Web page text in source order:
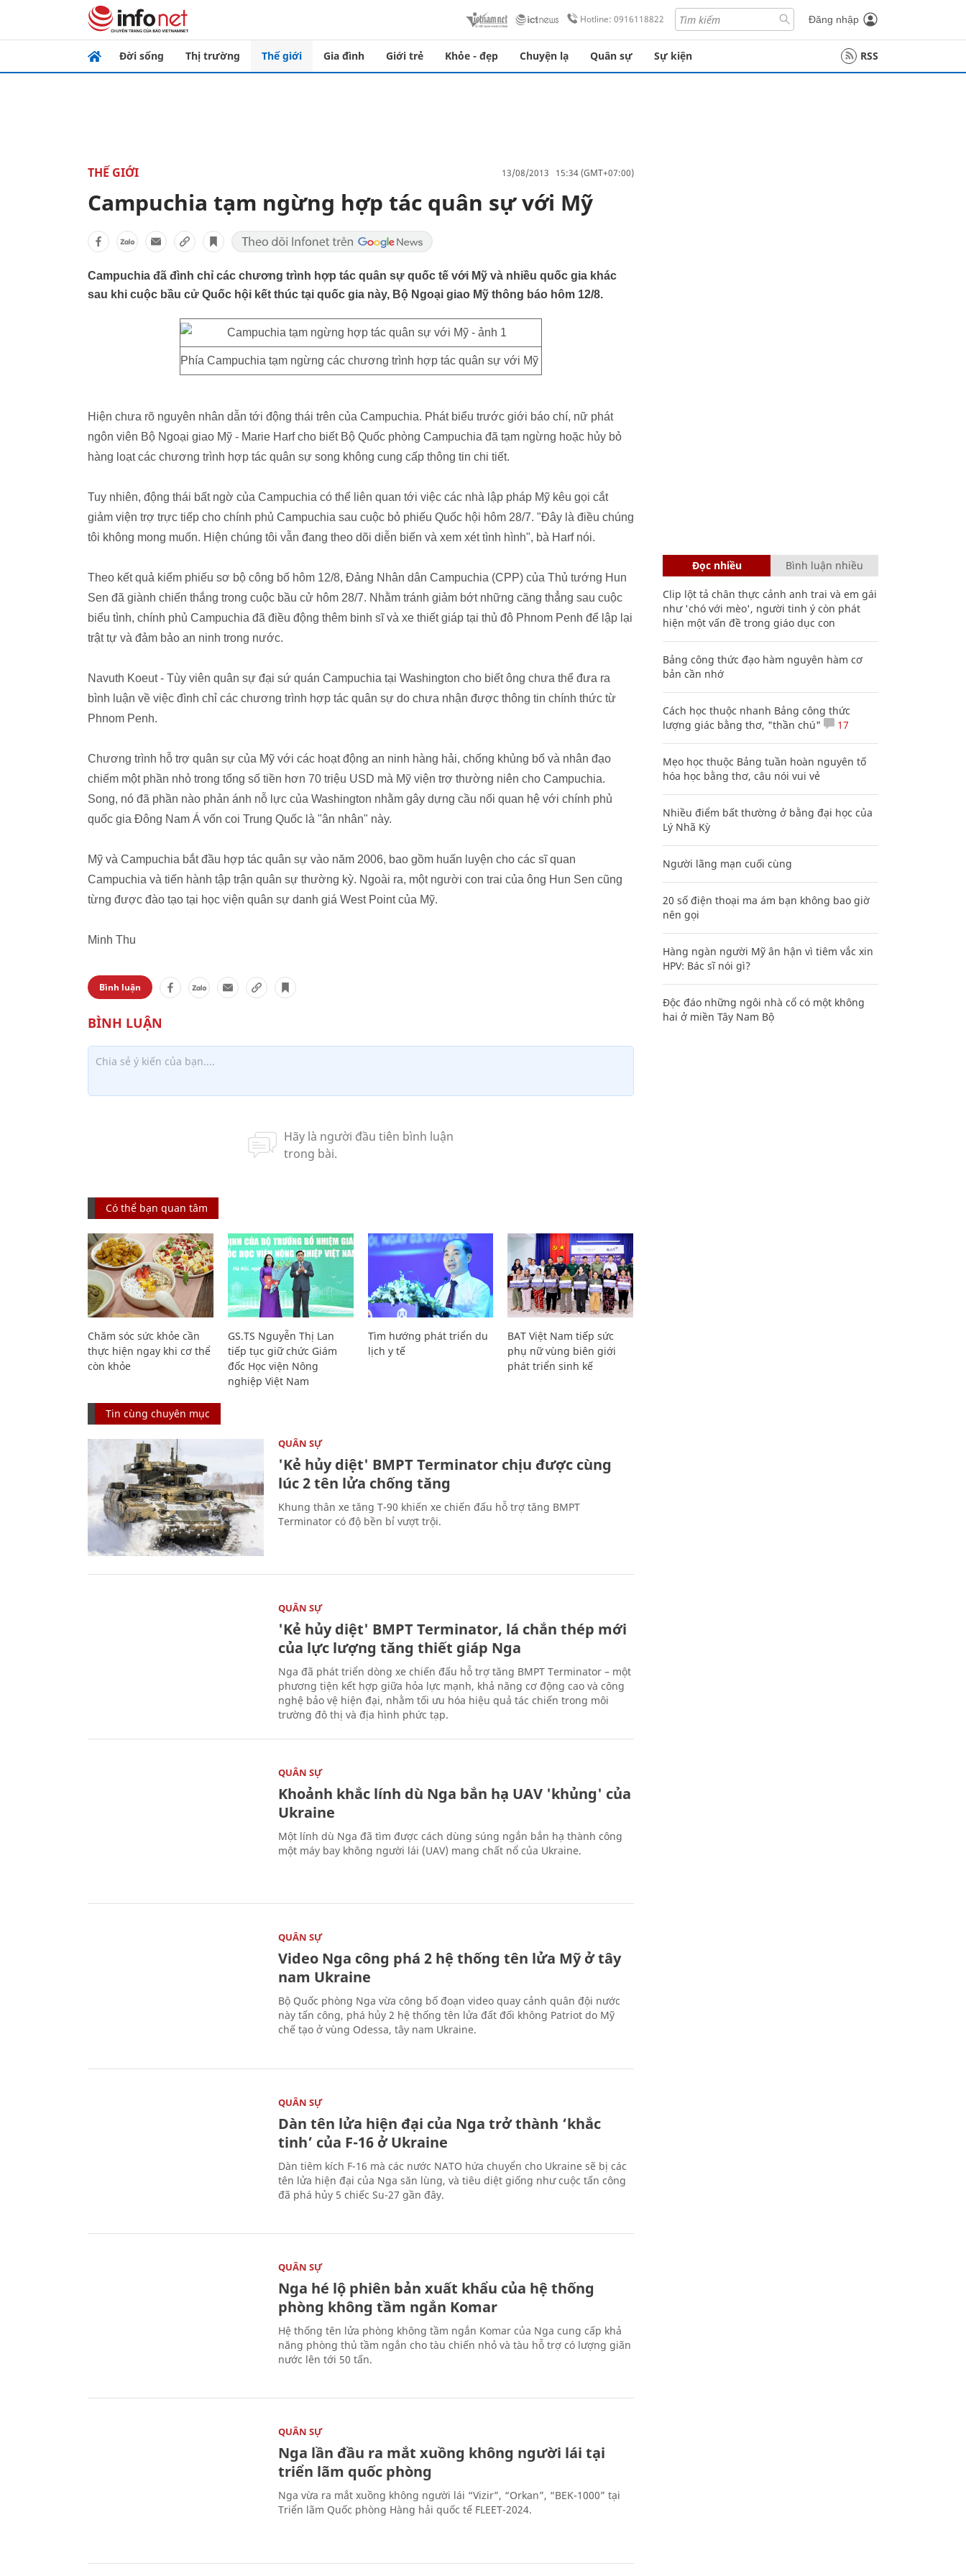
Hotline: 0916118822 Đăng nhập
Đời sống Thị trường Thế giới Gia đình Giới trẻ Khỏe - đẹp Chuyện lạ Quân sự Sự kiện RSS
THẾ GIỚI 13/08/2013 15:34 (GMT+07:00)
Campuchia tạm ngừng hợp tác quân sự với Mỹ
Campuchia đã đình chỉ các chương trình hợp tác quân sự quốc tế với Mỹ và nhiều quốc gia khác
sau khi cuộc bầu cử Quốc hội kết thúc tại quốc gia này, Bộ Ngoại giao Mỹ thông báo hôm 12/8.
Phía Campuchia tạm ngừng các chương trình hợp tác quân sự với Mỹ
Hiện chưa rõ nguyên nhân dẫn tới động thái trên của Campuchia. Phát biểu trước giới báo chí, nữ phát
ngôn viên Bộ Ngoại giao Mỹ - Marie Harf cho biết Bộ Quốc phòng Campuchia đã tạm ngừng hoặc hủy bỏ
hàng loạt các chương trình hợp tác quân sự song không cung cấp thông tin chi tiết.
Tuy nhiên, động thái bất ngờ của Campuchia có thể liên quan tới việc các nhà lập pháp Mỹ kêu gọi cắt
giảm viện trợ trực tiếp cho chính phủ Campuchia sau cuộc bỏ phiếu Quốc hội hôm 28/7. "Đây là điều chúng
tôi không mong muốn. Hiện chúng tôi vẫn đang theo dõi diễn biến và xem xét tình hình", bà Harf nói.
Theo kết quả kiểm phiếu sơ bộ công bố hôm 12/8, Đảng Nhân dân Campuchia (CPP) của Thủ tướng Hun
Sen đã giành chiến thắng trong cuộc bầu cử hôm 28/7. Nhằm tránh giảm bớt những căng thẳng sau cuộc
biểu tình, chính phủ Campuchia đã điều động thêm binh sĩ và xe thiết giáp tại thủ đô Phnom Penh để lập lại
trật tự và đảm bảo an ninh trong nước.
Navuth Koeut - Tùy viên quân sự đại sứ quán Campuchia tại Washington cho biết ông chưa thể đưa ra
bình luận về việc đình chỉ các chương trình hợp tác quân sự do chưa nhận được thông tin chính thức từ
Phnom Penh.
Chương trình hỗ trợ quân sự của Mỹ với các hoạt động an ninh hàng hải, chống khủng bố và nhân đạo
chiếm một phần nhỏ trong tổng số tiền hơn 70 triệu USD mà Mỹ viện trợ thường niên cho Campuchia.
Song, nó đã phần nào phản ánh nỗ lực của Washington nhằm gây dựng cầu nối quan hệ với chính phủ
quốc gia Đông Nam Á vốn coi Trung Quốc là "ân nhân" này.
Mỹ và Campuchia bắt đầu hợp tác quân sự vào năm 2006, bao gồm huấn luyện cho các sĩ quan
Campuchia và tiến hành tập trận quân sự thường kỳ. Ngoài ra, một người con trai của ông Hun Sen cũng
từng được đào tạo tại học viện quân sự danh giá West Point của Mỹ.
Minh Thu
Bình luận
Có thể bạn quan tâm
Chăm sóc sức khỏe cần
thực hiện ngay khi cơ thể
còn khỏe
GS.TS Nguyễn Thị Lan
tiếp tục giữ chức Giám
đốc Học viện Nông
nghiệp Việt Nam
Tìm hướng phát triển du
lịch y tế
BAT Việt Nam tiếp sức
phụ nữ vùng biên giới
phát triển sinh kế
Tin cùng chuyên mục
QUÂN SỰ
'Kẻ hủy diệt' BMPT Terminator chịu được cùng
lúc 2 tên lửa chống tăng
Khung thân xe tăng T-90 khiến xe chiến đấu hỗ trợ tăng BMPT
Terminator có độ bền bỉ vượt trội.
QUÂN SỰ
'Kẻ hủy diệt' BMPT Terminator, lá chắn thép mới
của lực lượng tăng thiết giáp Nga
Nga đã phát triển dòng xe chiến đấu hỗ trợ tăng BMPT Terminator – một
phương tiện kết hợp giữa hỏa lực mạnh, khả năng cơ động cao và công
nghệ bảo vệ hiện đại, nhằm tối ưu hóa hiệu quả tác chiến trong môi
trường đô thị và địa hình phức tạp.
QUÂN SỰ
Khoảnh khắc lính dù Nga bắn hạ UAV 'khủng' của
Ukraine
Một lính dù Nga đã tìm được cách dùng súng ngắn bắn hạ thành công
một máy bay không người lái (UAV) mang chất nổ của Ukraine.
QUÂN SỰ
Video Nga công phá 2 hệ thống tên lửa Mỹ ở tây
nam Ukraine
Bộ Quốc phòng Nga vừa công bố đoạn video quay cảnh quân đội nước
này tấn công, phá hủy 2 hệ thống tên lửa đất đối không Patriot do Mỹ
chế tạo ở vùng Odessa, tây nam Ukraine.
QUÂN SỰ
Dàn tên lửa hiện đại của Nga trở thành ‘khắc
tinh’ của F-16 ở Ukraine
Dàn tiêm kích F-16 mà các nước NATO hứa chuyển cho Ukraine sẽ bị các
tên lửa hiện đại của Nga săn lùng, và tiêu diệt giống như cuộc tấn công
đã phá hủy 5 chiếc Su-27 gần đây.
QUÂN SỰ
Nga hé lộ phiên bản xuất khẩu của hệ thống
phòng không tầm ngắn Komar
Hệ thống tên lửa phòng không tầm ngắn Komar của Nga cung cấp khả
năng phòng thủ tầm ngắn cho tàu chiến nhỏ và tàu hỗ trợ có lượng giãn
nước lên tới 50 tấn.
QUÂN SỰ
Nga lần đầu ra mắt xuồng không người lái tại
triển lãm quốc phòng
Nga vừa ra mắt xuồng không người lái “Vizir”, “Orkan”, “BEK-1000” tại
Triển lãm Quốc phòng Hàng hải quốc tế FLEET-2024.
Đọc nhiều Bình luận nhiều
Clip lột tả chân thực cảnh anh trai và em gái
như 'chó với mèo', người tinh ý còn phát
hiện một vấn đề trong giáo dục con
Bảng công thức đạo hàm nguyên hàm cơ
bản cần nhớ
Cách học thuộc nhanh Bảng công thức
lượng giác bằng thơ, "thần chú"
17
Mẹo học thuộc Bảng tuần hoàn nguyên tố
hóa học bằng thơ, câu nói vui vẻ
Nhiều điểm bất thường ở bằng đại học của
Lý Nhã Kỳ
Người lãng mạn cuối cùng
20 số điện thoại ma ám bạn không bao giờ
nên gọi
Hàng ngàn người Mỹ ân hận vì tiêm vắc xin
HPV: Bác sĩ nói gì?
Độc đáo những ngôi nhà cổ có một không
hai ở miền Tây Nam Bộ